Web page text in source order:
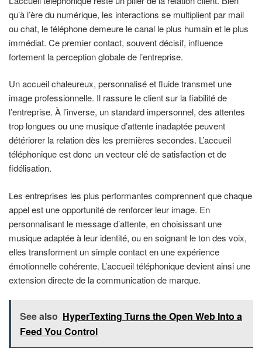
qu’à l’ère du numérique, les interactions se multiplient par mail
ou chat, le téléphone demeure le canal le plus humain et le plus
immédiat. Ce premier contact, souvent décisif, influence
fortement la perception globale de l’entreprise.
Un accueil chaleureux, personnalisé et fluide transmet une
image professionnelle. Il rassure le client sur la fiabilité de
l’entreprise. À l’inverse, un standard impersonnel, des attentes
trop longues ou une musique d’attente inadaptée peuvent
détériorer la relation dès les premières secondes. L’accueil
téléphonique est donc un vecteur clé de satisfaction et de
fidélisation.
Les entreprises les plus performantes comprennent que chaque
appel est une opportunité de renforcer leur image. En
personnalisant le message d’attente, en choisissant une
musique adaptée à leur identité, ou en soignant le ton des voix,
elles transforment un simple contact en une expérience
émotionnelle cohérente. L’accueil téléphonique devient ainsi une
extension directe de la communication de marque.
See also HyperTexting Turns the Open Web Into a
Feed You Control